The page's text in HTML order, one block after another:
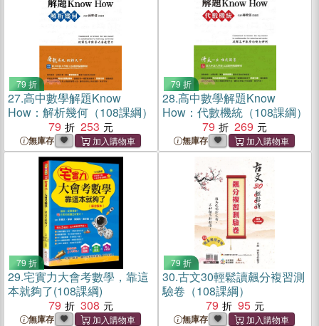
79 折
27.高中數學解題Know
How：解析幾何（108課綱）
79
253
無庫存
79 折
28.高中數學解題Know
How：代數機統（108課綱）
79
269
無庫存
79 折
29.宅實力大會考數學，靠這
本就夠了(108課綱)
79
308
無庫存
79 折
30.古文30輕鬆讀飆分複習測
驗卷（108課綱）
79
95
無庫存